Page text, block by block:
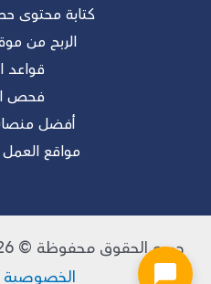
كتابة محتوى
الربح من
قواعد
فحص
أفضل
مواقع العمل
جميع الحقوق محفوظة © 2026 لـمدونة أرباحي |
الخصوصية